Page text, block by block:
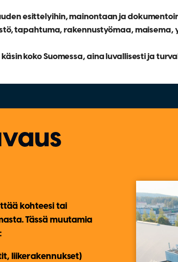
esittelyihin, mainontaan ja
tapahtuma, rakennustyömaa,
koko Suomessa, aina luvallisesti ja
kohteesi tai
Tässä muutamia
liikerakennukset)